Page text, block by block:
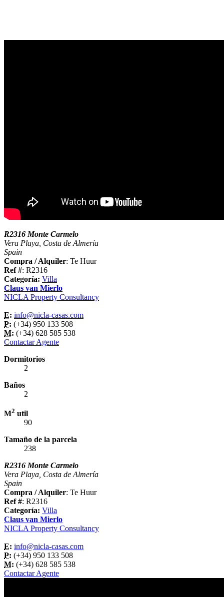
R2316 Monte Carmelo
Vera Playa, Costa de Almería
Spain
Compra / Alquiler: Te Huur
Ref #: R2316
Categoría: Villa
Claus van Mierlo
NICLA Property Consultancy
E: info@nicla-casas.com
P: (+34) 950 133 508
M: (+34) 628 585 538
Contactar Agente
Dormitorios
2
Baños
2
M2 util
90
Tamaño de la parcela
238
R2316 Monte Carmelo
Vera Playa, Costa de Almería
Spain
Compra / Alquiler: Te Huur
Ref #: R2316
Categoría: Villa
Claus van Mierlo
NICLA Property Consultancy
E: info@nicla-casas.com
P: (+34) 950 133 508
M: (+34) 628 585 538
Contactar Agente